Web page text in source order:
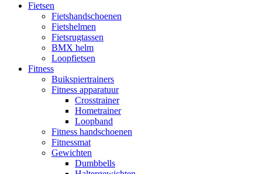
Fietsen
Fietshandschoenen
Fietshelmen
Fietsrugtassen
BMX helm
Loopfietsen
Fitness
Buikspiertrainers
Fitness apparatuur
Crosstrainer
Hometrainer
Loopband
Fitness handschoenen
Fitnessmat
Gewichten
Dumbbells